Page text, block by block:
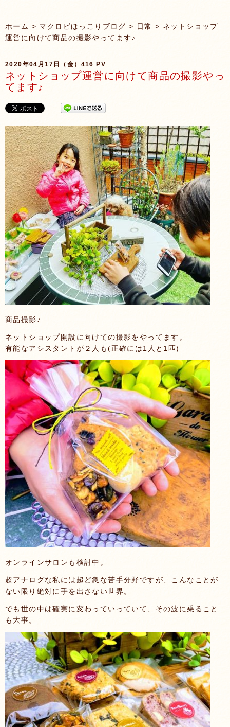
ホーム > マクロビほっこりブログ > 日常 > ネットショップ
運営に向けて商品の撮影やってます♪
2020年04月17日（金） 416 PV
ネットショップ運営に向けて商品の撮影やっ
てます♪
商品撮影♪
ネットショップ開設に向けての撮影をやってます。
有能なアシスタントが２人も(正確には1人と1匹)
オンラインサロンも検討中。
超アナログな私には超ど急な苦手分野ですが、こんなことが
ない限り絶対に手を出さない世界。
でも世の中は確実に変わっていっていて、その波に乗ること
も大事。